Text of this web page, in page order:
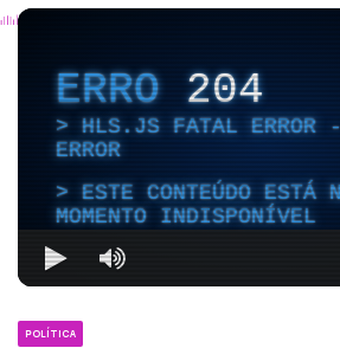
ERRO204
HLS.JS FATAL ERROR -
ERROR
ESTE CONTEÚDO ESTÁ
MOMENTO INDISPONÍVEL
POLÍTICA